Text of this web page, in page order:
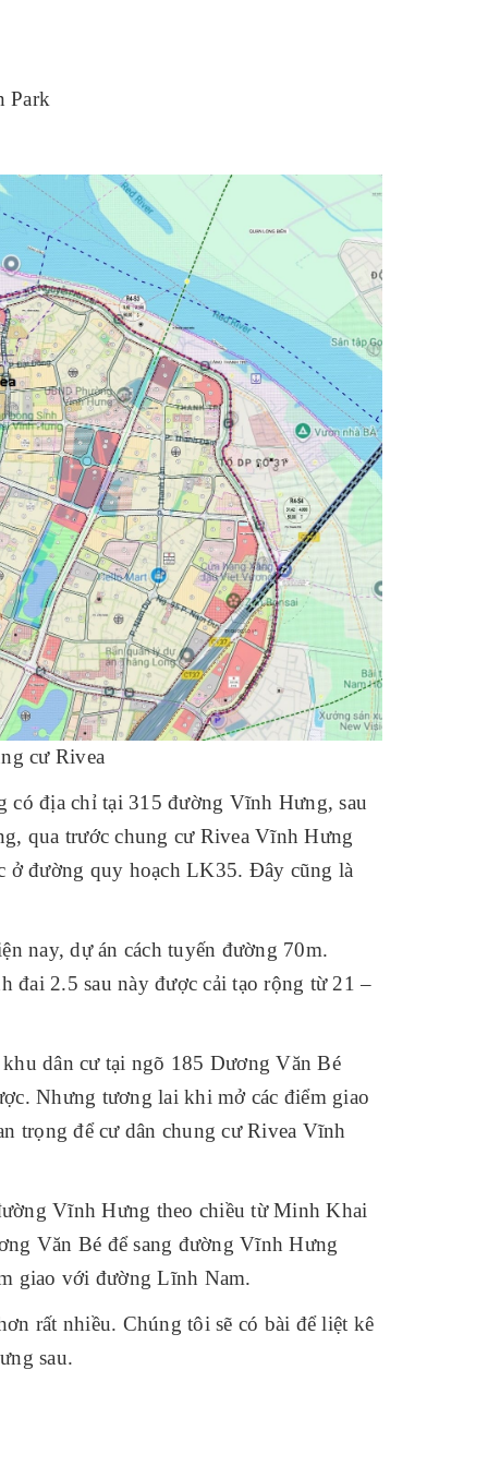
Park
cư Rivea
địa chỉ tại 315 đường Vĩnh Hưng, sau
qua trước chung cư Rivea Vĩnh Hưng
ở đường quy hoạch LK35. Đây cũng là
nay, dự án cách tuyến đường 70m.
2.5 sau này được cải tạo rộng từ 21 –
dân cư tại ngõ 185 Dương Văn Bé
Nhưng tương lai khi mở các điểm giao
trọng để cư dân chung cư Rivea Vĩnh
Vĩnh Hưng theo chiều từ Minh Khai
Văn Bé để sang đường Vĩnh Hưng
giao với đường Lĩnh Nam.
rất nhiều. Chúng tôi sẽ có bài để liệt kê
sau.